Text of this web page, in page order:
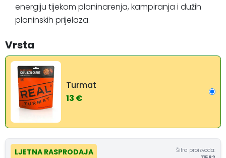
energiju tijekom planinarenja, kampiranja i dužih
planinskih prijelaza.
Vrsta
Turmat
13 €
LJETNA RASPRODAJA
Šifra proizvoda: